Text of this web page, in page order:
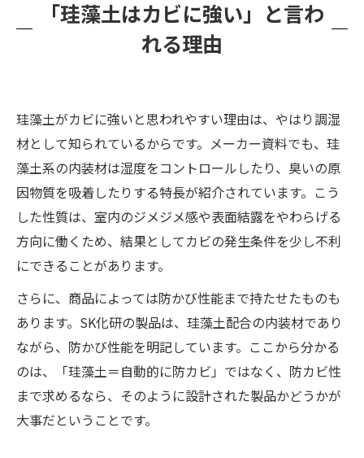
「珪藻土はカビに強い」と言わ
れる理由
珪藻土がカビに強いと思われやすい理由は、やはり調湿
材として知られているからです。メーカー資料でも、珪
藻土系の内装材は湿度をコントロールしたり、臭いの原
因物質を吸着したりする特長が紹介されています。こう
した性質は、室内のジメジメ感や表面結露をやわらげる
方向に働くため、結果としてカビの発生条件を少し不利
にできることがあります。
さらに、商品によっては防かび性能まで持たせたものも
あります。SK化研の製品は、珪藻土配合の内装材であり
ながら、防かび性能を明記しています。ここから分かる
のは、「珪藻土＝自動的に防カビ」ではなく、防カビ性
まで求めるなら、そのように設計された製品かどうかが
大事だということです。